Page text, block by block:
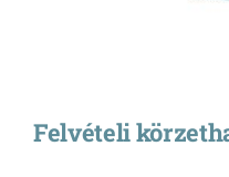
Felvételi